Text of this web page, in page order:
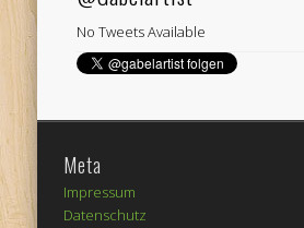
No Tweets Available
Meta
Impressum
Datenschutz